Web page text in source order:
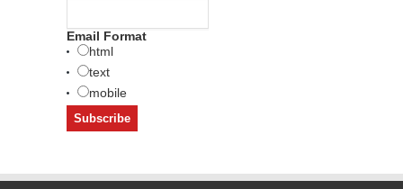
Email Format
html
text
mobile